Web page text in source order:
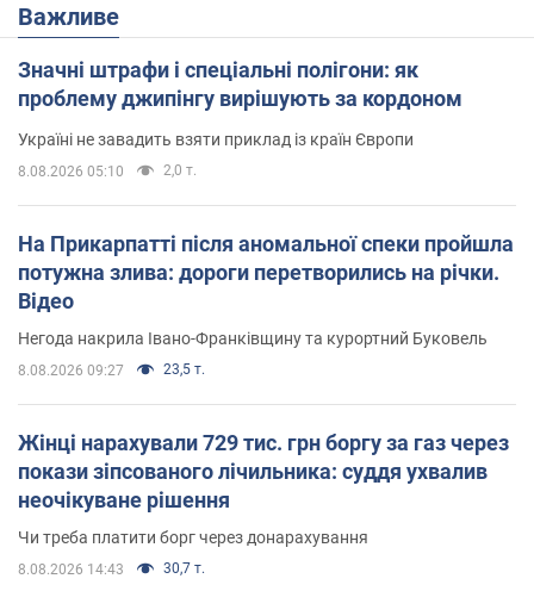
Важливе
Значні штрафи і спеціальні полігони: як
проблему джипінгу вирішують за кордоном
Україні не завадить взяти приклад із країн Європи
8.08.2026 05:10 2,0 т.
На Прикарпатті після аномальної спеки пройшла
потужна злива: дороги перетворились на річки.
Відео
Негода накрила Івано-Франківщину та курортний Буковель
8.08.2026 09:27 23,5 т.
Жінці нарахували 729 тис. грн боргу за газ через
покази зіпсованого лічильника: суддя ухвалив
неочікуване рішення
Чи треба платити борг через донарахування
8.08.2026 14:43 30,7 т.